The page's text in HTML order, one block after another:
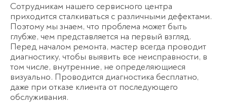
Сотрудникам нашего сервисного центра
приходится сталкиваться с различными дефектами.
Поэтому мы знаем, что проблема может быть
глубже, чем представляется на первый взгляд.
Перед началом ремонта, мастер всегда проводит
диагностику, чтобы выявить все неисправности, в
том числе, внутренние, не определяющиеся
визуально. Проводится диагностика бесплатно,
даже при отказе клиента от последующего
обслуживания.